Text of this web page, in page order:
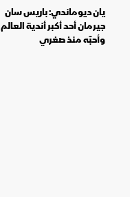
يان ديوماندي: باريس سان
جيرمان أحد أكبر أندية العالم
وأحبّه منذ صغري